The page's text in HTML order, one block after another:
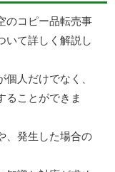
のコピー品転売事
いて詳しく解説し
人だけでなく、
ることができま
、発生した場合の